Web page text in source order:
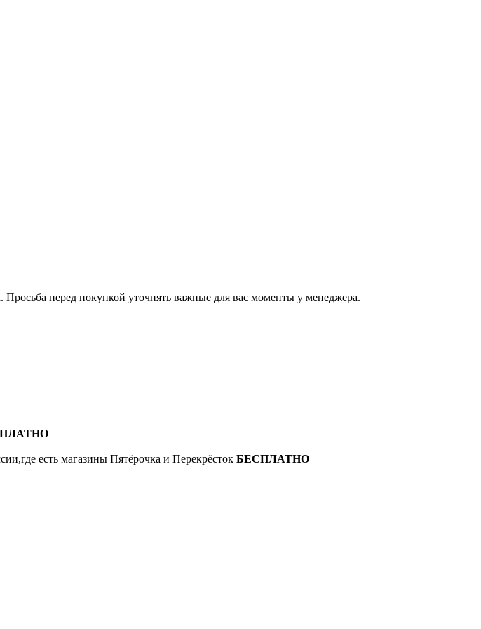
перед покупкой уточнять важные для вас моменты у менеджера.
есть магазины Пятёрочка и Перекрёсток БЕСПЛАТНО